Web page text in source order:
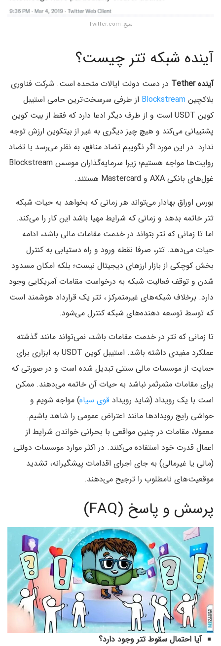
منبع: Twitter.com
آینده شبکه تتر چیست؟
آینده Tether
در دست دولت ایالات متحده است. شرکت فناوری
بلاکچین Blockstream از طرفی سرسخت‌ترین حامی استیبل
کوین USDT است و از طرف دیگر ادعا دارد که فقط از بیت کوین
پشتیبانی می‌کند و هیچ چیز دیگری به غیر از بیتکوین ارزش توجه
ندارد. در این مورد اگر نگوییم تضاد منافع، به نظر می‌رسد با تضاد
روایت‌ها مواجه هستیم؛ زیرا سرمایه‌گذاران موسس Blockstream
غول‌های بانکی AXA و Mastercard هستند.
بورس اوراق بهادار می‌تواند هر زمانی که بخواهد به حیات شبکه
تتر خاتمه بدهد و زمانی که شرایط مهیا باشد این کار را می‌کند.
اما تا زمانی که تتر بتواند در خدمت مقامات مالی باشد، ادامه
حیات می‌دهد. تتر، صرفا نقطه ورود و راه دستیابی به کنترل
بخش کوچکی از بازار ارزهای دیجیتال نیست؛ بلکه امکان مسدود
شدن و توقف فعالیت شبکه به درخواست مقامات آمریکایی وجود
دارد. برخلاف شبکه‌های غیرمتمرکز ، تتر یک قرارداد هوشمند است
که توسط توسعه دهنده‌های شبکه کنترل می‌شود.
تا زمانی که تتر در خدمت مقامات باشد، نمی‌تواند مانند گذشته
عملکرد مفیدی داشته باشد. استیبل کوین USDT به ابزاری برای
حمایت از موسسات مالی سنتی تبدیل شده است و در صورتی که
برای مقامات مثمرثمر نباشد به حیات آن خاتمه می‌دهند. ممکن
است با یک رویداد (شاید رویداد قوی سیاه) مواجه شویم و
حواشی رایج رویدادها مانند اعتراض عمومی را شاهد باشیم.
معمولا، مقامات در چنین مواقعی با بحرانی خواندن شرایط از
اعمال قدرت خود استفاده می‌کنند. در اکثر موارد موسسات دولتی
(مالی یا غیرمالی) به جای اجرای اقدامات پیشگیرانه، تشدید
موقعیت‌های نامطلوب را ترجیح می‌دهند.
پرسش و پاسخ (FAQ)
آیا احتمال سقوط تتر وجود دارد؟